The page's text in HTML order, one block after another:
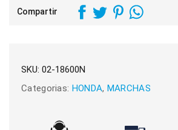
Compartir
SKU: 02-18600N
Categorias: HONDA, MARCHAS